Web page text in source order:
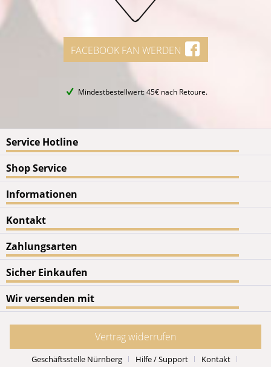
FACEBOOK FAN WERDEN
Mindestbestellwert: 45€ nach Retoure.
Service Hotline
Shop Service
Informationen
Kontakt
Zahlungsarten
Sicher Einkaufen
Wir versenden mit
Vertrag widerrufen
Geschäftsstelle Nürnberg Hilfe / Support Kontakt